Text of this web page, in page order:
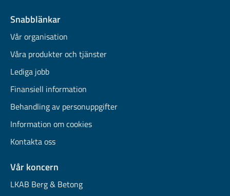
Snabblänkar
Vår organisation
Våra produkter och tjänster
Lediga jobb
Finansiell information
Behandling av personuppgifter
Information om cookies
Kontakta oss
Vår koncern
LKAB Berg & Betong